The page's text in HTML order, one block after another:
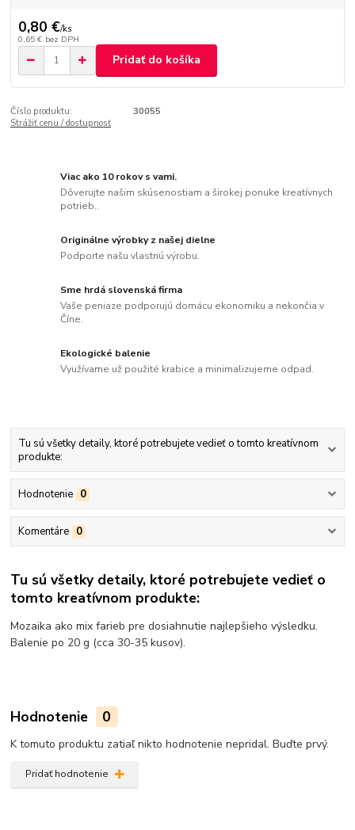
0,80 €/ks
0,65 € bez DPH
Pridať do košíka
Číslo produktu:
30055
Strážiť cenu / dostupnosť
Viac ako 10 rokov s vami.
Dôverujte našim skúsenostiam a širokej ponuke kreatívnych
potrieb..
Originálne výrobky z našej dielne
Podporte našu vlastnú výrobu.
Sme hrdá slovenská firma
Vaše peniaze podporujú domácu ekonomiku a nekončia v
Číne.
Ekologické balenie
Využívame už použité krabice a minimalizujeme odpad.
Tu sú všetky detaily, ktoré potrebujete vedieť o tomto kreatívnom
produkte:
Hodnotenie 0
Komentáre 0
Tu sú všetky detaily, ktoré potrebujete vedieť o
tomto kreatívnom produkte:
Mozaika ako mix farieb pre dosiahnutie najlepšieho výsledku.
Balenie po 20 g (cca 30-35 kusov).
Hodnotenie 0
K tomuto produktu zatiaľ nikto hodnotenie nepridal. Buďte prvý.
Pridať hodnotenie